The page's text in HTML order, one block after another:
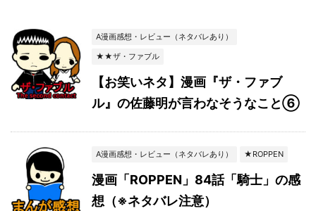
A漫画感想・レビュー（ネタバレあり）
★★ザ・ファブル
【お笑いネタ】漫画『ザ・ファブ
ル』の佐藤明が言わなそうなこと⑥
A漫画感想・レビュー（ネタバレあり） ★ROPPEN
漫画「ROPPEN」84話「騎士」の感
想（※ネタバレ注意）